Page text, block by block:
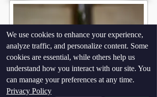
We use cookies to enhance your experience,
analyze traffic, and personalize content. Some
cookies are essential, while others help us
understand how you interact with our site. You
can manage your preferences at any time.
Privacy Policy